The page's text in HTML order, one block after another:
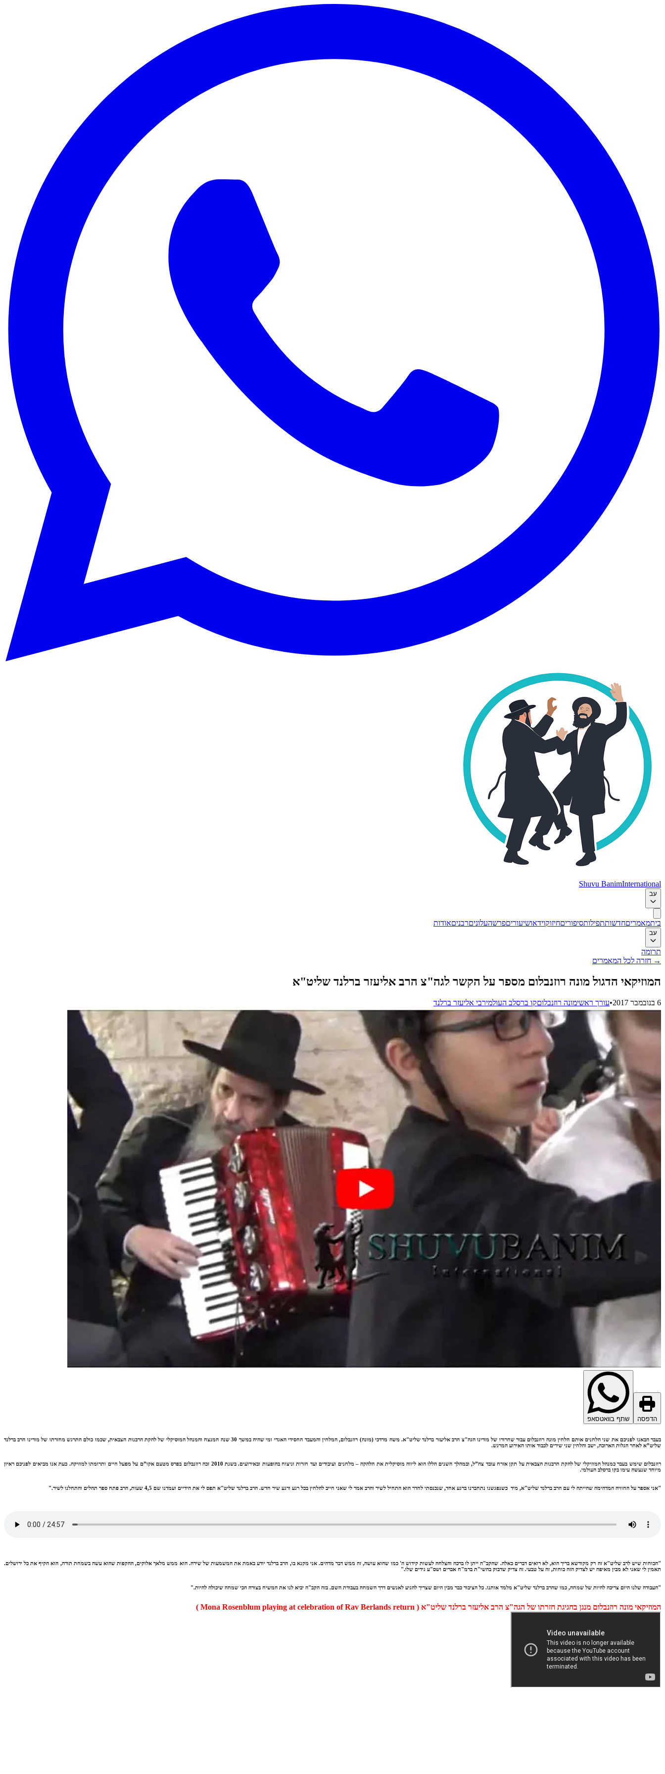
Shuvu BanimInternational
עב
ביתמאמריםחדשותתפילותסיפוריםחיזוקוידאושיעוריםפרשהעלוניםרבניםאודות
עב
תרומה
→ חזרה לכל המאמרים
המוזיקאי הדגול מונה רוזנבלום מספר על הקשר לגה"צ הרב אליעזר ברלנד שליט"א
6 בנובמבר 2017 •עורך ראשימונה רוזנבלוםקו ברסלב העולמירבי אליעזר ברלנד
הדפסה שתף בוואטסאפ
בעבר הבאנו לפניכם את שני הלחנים אותם הלחין מונה רוזנבלום עבור שחרורו של מורינו הגה"צ הרב אליעזר ברלנד שליט"א. משה מרדכי (מונה) רוזנבלום, המלחין והמעבד החסידי האגדי ומי שהיה במשך 30 שנה המנצח והמנהל המוסיקלי של להקת הרבנות הצבאית, שכמו כולם התרגש מחזרתו של מורינו הרב ברלנד
שליט”א לאחר הגלות הארוכה, ישב והלחין שני שירים לכבוד אותו האירוע המרגש.
רוזנבלום שימש בעבר כמנהל המוזיקלי של להקת הרבנות הצבאית על תקן אזרח עובד צה”ל, ובמהלך השנים הללו הוא ליווה מוסיקלית את הלהקה – מלחנים ועיבודים ועד חזרות וניצוח בהופעות ובאירועים. בשנת 2010 זכה רוזנבלום בפרס מטעם אקו”ם על מפעל חיים ותרומתו למוזיקה. כעת אנו מביאים לפניכם ראיון
מיוחד שנעשה עימו בקו ברסלב העולמי.
"אני אספר על החוויה המדהימה שהייתה לי עם הרב ברלנד שליט"א, מיד כשנפגשנו נתחברנו ברגע אחד, שנכנסתי לחדר הוא התחיל לשיר והרב אמר לי שאני חייב להלחין בכל רגע ורגע שיר חדש. הרב ברלנד שליט"א תפס לי את הידיים ועמדנו שם 4,5 שעות, הרב פתח ספר תהלים והתחלנו לשיר."
"הכוחות שיש לרב שליט"א זה רק מקודשא בריך הוא, לא רואים דברים כאלה. שהקב"ה ייתן לו ברכה והצלחה לעשות קידוש ה' כמו שהוא עושה, זה ממש דבר מדהים. אני מקנא בו, הרב ברלנד יודע באמת את המשמעות של שירה. הוא ממש מלאך אלוקים, ההקפות שהוא עשה בשמחת תורה, הוא הקיף את כל ירושלים.
תאמין לי שאני לא מבין מאיפה יש לצדיק הזה כוחות, זה על טבעי. זה צדיק שדבוק בהשי"ת ברמ"ח אברים ושס"ע גידים שלו."
"העבודה שלנו היום צריכה להיות של שמחה, כמו שהרב ברלנד שליט"א מלמד אותנו. כל הציבור כבר מבין היום שצריך להגיע לאנשים דרך השמחה בעבודת השם. בזה הקב"ה יביא לנו את המשיח בצורה הכי שמחה שיכולה להיות."
המוזיקאי מונה רוזנבלום מנגן בחגיגת חזרתו של הגה"צ הרב אליעזר ברלנד שליט"א ( Mona Rosenblum playing at celebration of Rav Berlands return )